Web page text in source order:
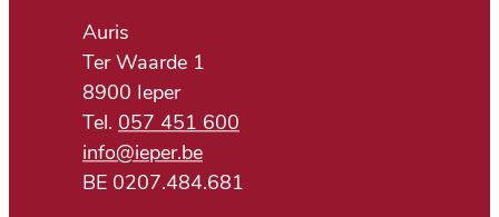
AdresAuris
Ter Waarde 1
,8900 Ieper
057 451 600
E-mailinfo@ieper.be
BTW nr.BE 0207.484.681